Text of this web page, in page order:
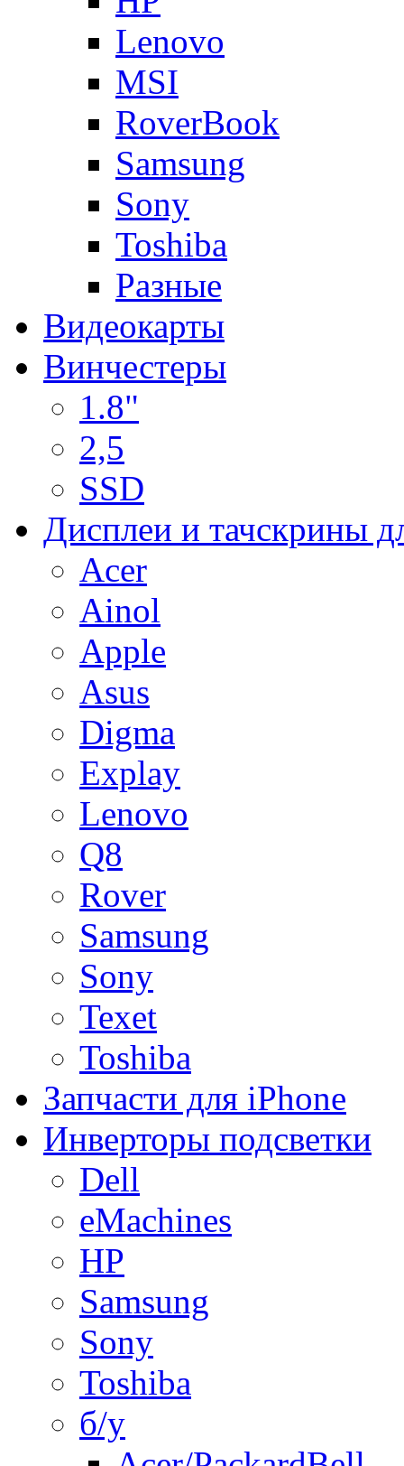
Lenovo
MSI
RoverBook
Samsung
Sony
Toshiba
Разные
Видеокарты
Винчестеры
1.8"
2,5
SSD
Дисплеи и тачскрины
Acer
Ainol
Apple
Asus
Digma
Explay
Lenovo
Q8
Rover
Samsung
Sony
Texet
Toshiba
Запчасти для iPhone
Инверторы подсветки
Dell
eMachines
HP
Samsung
Sony
Toshiba
б/у